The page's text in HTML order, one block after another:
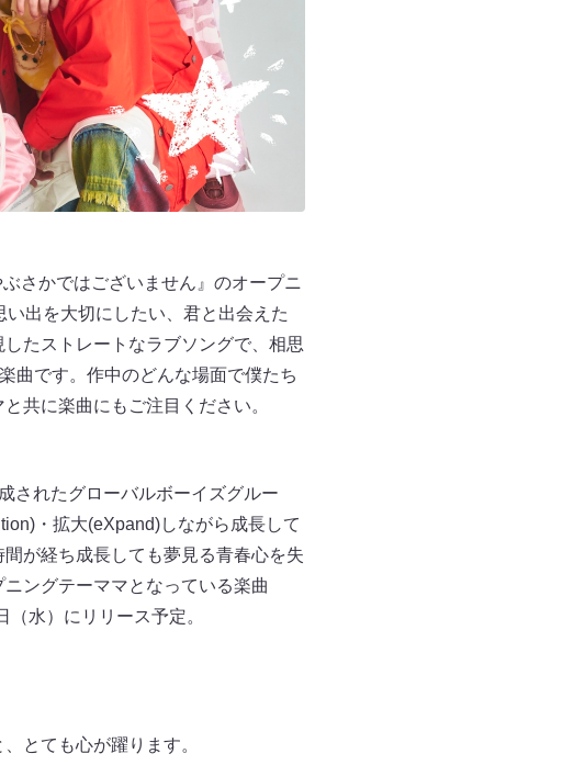
さかではございません』のオープニ
出を大切にしたい、君と出会えた
たストレートなラブソングで、相思
曲です。作中のどんな場面で僕たち
共に楽曲にもご注目ください。
されたグローバルボーイズグルー
・拡大(eXpand)しながら成長して
が経ち成長しても夢見る青春心を失
ングテーママとなっている楽曲
水）にリリース予定。
とても心が躍ります。